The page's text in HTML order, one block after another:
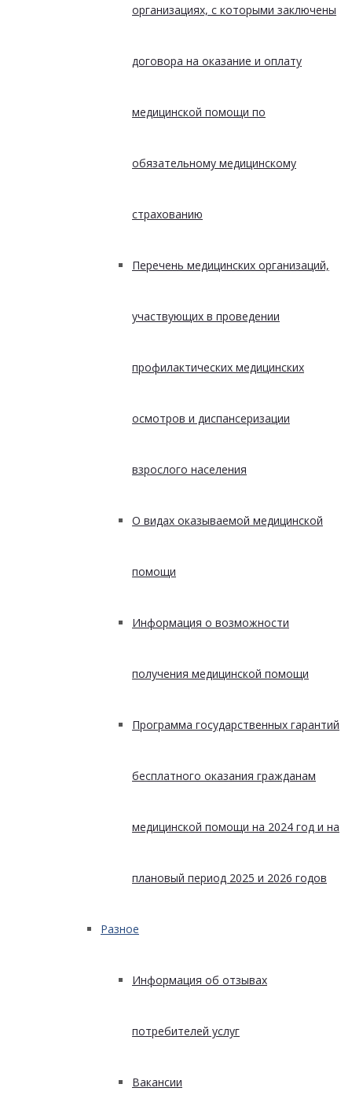
организациях, с которыми заключены
договора на оказание и оплату
медицинской помощи по
обязательному медицинскому
страхованию
Перечень медицинских организаций,
участвующих в проведении
профилактических медицинских
осмотров и диспансеризации
взрослого населения
О видах оказываемой медицинской
помощи
Информация о возможности
получения медицинской помощи
Программа государственных гарантий
бесплатного оказания гражданам
медицинской помощи на 2024 год и на
плановый период 2025 и 2026 годов
Разное
Информация об отзывах
потребителей услуг
Вакансии